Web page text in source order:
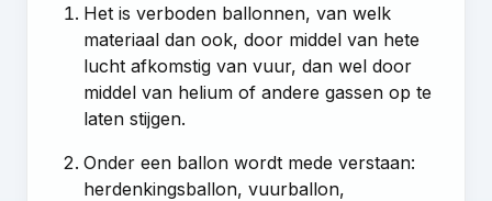
Het is verboden ballonnen, van welk
materiaal dan ook, door middel van hete
lucht afkomstig van vuur, dan wel door
middel van helium of andere gassen op te
laten stijgen.
Onder een ballon wordt mede verstaan:
herdenkingsballon, vuurballon,